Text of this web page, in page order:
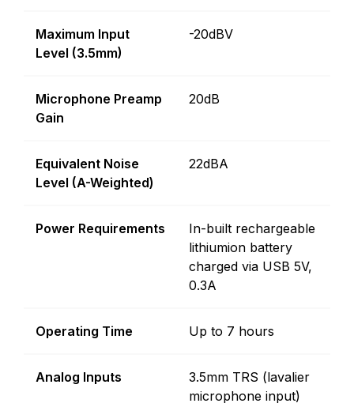
Maximum Input
Level (3.5mm)
-20dBV
Microphone Preamp
Gain
20dB
Equivalent Noise
Level (A-Weighted)
22dBA
Power Requirements
In-built rechargeable
lithiumion battery
charged via USB 5V,
0.3A
Operating Time Up to 7 hours
Analog Inputs
3.5mm TRS (lavalier
microphone input)